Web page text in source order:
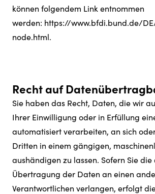
können folgendem Link entnommen
werden: https://www.bfdi.bund.de/
node.html.
Recht auf
Sie haben das Recht, Daten, die wir
Ihrer Einwilligung oder in Erfüllung
automatisiert verarbeiten, an sich
Dritten in einem gängigen,
aushändigen zu lassen. Sofern Sie
Übertragung der Daten an einen
Verantwortlichen verlangen, erfolgt